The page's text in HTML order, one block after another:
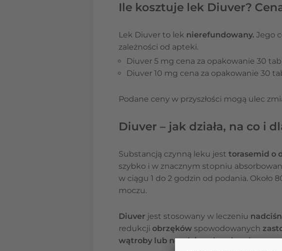
Ile kosztuje lek Diuver?
Lek Diuver to lek nierefundowany. Jego
zależności od apteki.
Diuver 5 mg cena za opakowanie 30
Diuver 10 mg cena za opakowanie 30
Podane ceny w przyszłości mogą ulec
Diuver – jak działa, na co i
Substancją czynną leku jest torasemid o
szybko i w znacznym stopniu
w ciągu 1 do 2 godzin od podania. Około
moczu.
Diuver jest stosowany w leczeniu
redukcji obrzęków spowodowanych
wątroby lub nerek i w obrzęku płuc.